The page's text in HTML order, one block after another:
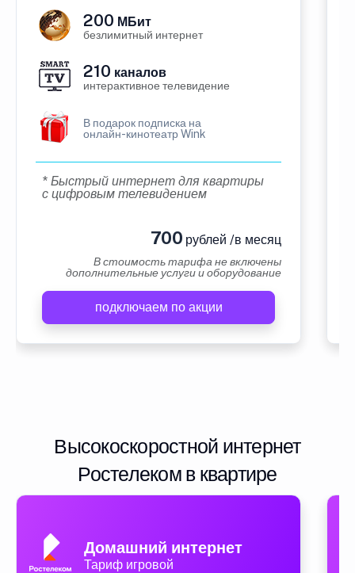
200 МБит
безлимитный интернет
210 каналов
интерактивное телевидение
В подарок подписка на
онлайн-кинотеатр Wink
* Быстрый интернет для квартиры
с цифровым телевидением
700 рублей /в месяц
В стоимость тарифа не включены
дополнительные услуги и оборудование
подключаем по акции
Высокоскоростной интернет
Ростелеком в квартире
Домашний интернет
Тариф игровой